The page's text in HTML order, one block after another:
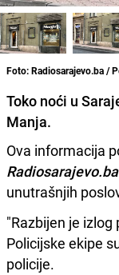
Foto: Radiosarajevo.ba /
Toko noći u
Manja.
Ova informacija
Radiosarajevo.ba
unutrašnjih
"Razbijen je izlog
Policijske ekipe
policije.